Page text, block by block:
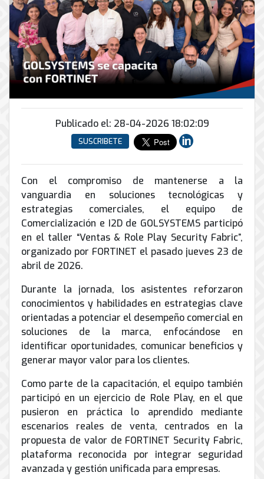
INFRAESTRUCTURA
Soporte
informático
Remoto
y
en
Sitio
Hiperconvergencia
Correo
Electrónico
conmutadores
IP
y
análogos
Enlaces
Inalámbricos
Instalación
Mantenimiento
Arriostradas
Equipos
para
videoconferencias
Renta
de
Servicio
de
y
peatonal
Automatización
y
Domótica
Porteros
Interfonos
Tierra
física
y
pararrayos
Conector
de
envío
Antispam
Ciberseguridad
en
de
Computo
&
Almacenamiento
Publicado el: 28-04-2026 18:02:09
SUSCRIBETE
Con el compromiso de mantenerse a la
vanguardia en soluciones tecnológicas y
estrategias comerciales, el equipo de
Comercialización e I2D de GOLSYSTEMS participó
en el taller “Ventas & Role Play Security Fabric”,
organizado por FORTINET el pasado jueves 23 de
abril de 2026.
Durante la jornada, los asistentes reforzaron
conocimientos y habilidades en estrategias clave
orientadas a potenciar el desempeño comercial en
soluciones de la marca, enfocándose en
identificar oportunidades, comunicar beneficios y
generar mayor valor para los clientes.
Como parte de la capacitación, el equipo también
participó en un ejercicio de Role Play, en el que
pusieron en práctica lo aprendido mediante
escenarios reales de venta, centrados en la
propuesta de valor de FORTINET Security Fabric,
plataforma reconocida por integrar seguridad
avanzada y gestión unificada para empresas.